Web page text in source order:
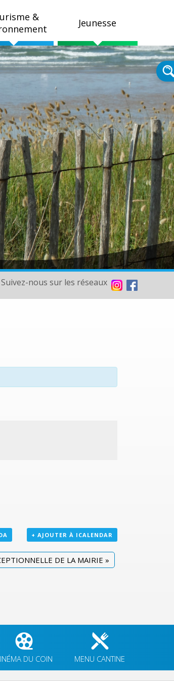
&
Jeunesse
Suivez-nous sur les réseaux
+ AJOUTER À ICALENDAR
DE LA MAIRIE »
DU COIN MENU CANTINE